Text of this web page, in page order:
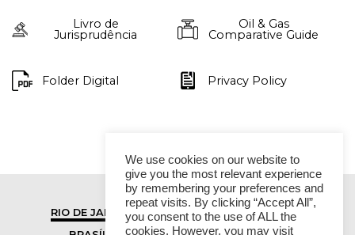
Livro de
Jurisprudência
Oil & Gas
Comparative Guide
Folder Digital Privacy Policy
RIO DE JANEIRO
SÃO PAULO
We use cookies on our website to
give you the most relevant experience
by remembering your preferences and
repeat visits. By clicking “Accept All”,
you consent to the use of ALL the
cookies. However, you may visit